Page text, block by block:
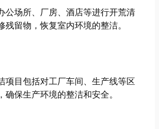
公场所、厂房、酒店等进行开荒清
残留物，恢复室内环境的整洁。
项目包括对工厂车间、生产线等区
确保生产环境的整洁和安全。